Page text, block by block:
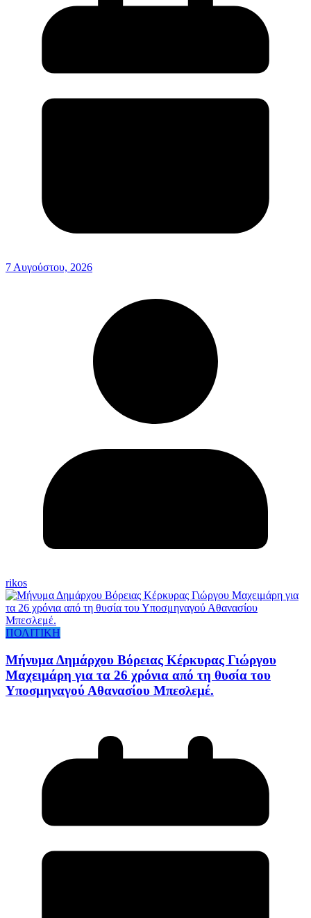
7 Αυγούστου, 2026
rikos
ΠΟΛΙΤΙΚΗ
Μήνυμα Δημάρχου Βόρειας Κέρκυρας Γιώργου
Μαχειμάρη για τα 26 χρόνια από τη θυσία του
Υποσμηναγού Αθανασίου Μπεσλεμέ.